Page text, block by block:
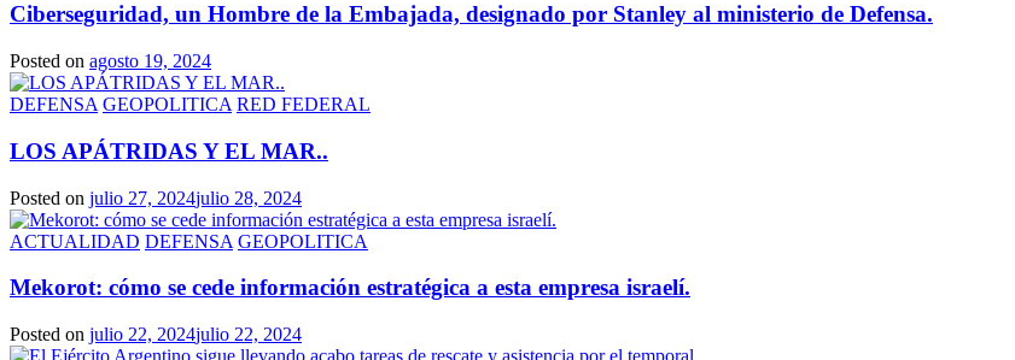
Ciberseguridad, un Hombre de la Embajada, designado por Stanley al ministerio de Defensa.
Posted on agosto 19, 2024
DEFENSA GEOPOLITICA RED FEDERAL
LOS APÁTRIDAS Y EL MAR..
Posted on julio 27, 2024julio 28, 2024
ACTUALIDAD DEFENSA GEOPOLITICA
Mekorot: cómo se cede información estratégica a esta empresa israelí.
Posted on julio 22, 2024julio 22, 2024